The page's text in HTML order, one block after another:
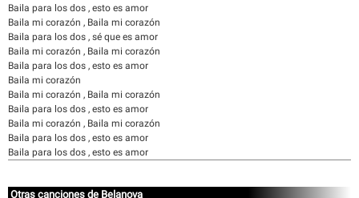
Baila para los dos , esto es amor
Baila mi corazón , Baila mi corazón
Baila para los dos , sé que es amor
Baila mi corazón , Baila mi corazón
Baila para los dos , esto es amor
Baila mi corazón
Baila mi corazón , Baila mi corazón
Baila para los dos , esto es amor
Baila mi corazón , Baila mi corazón
Baila para los dos , esto es amor
Baila para los dos , esto es amor
Otras canciones de Belanova